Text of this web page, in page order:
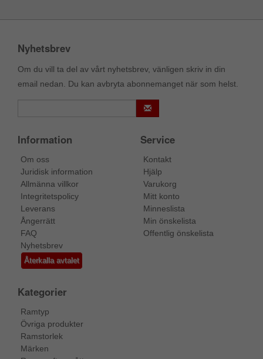
Nyhetsbrev
Om du vill ta del av vårt nyhetsbrev, vänligen skriv in din
email nedan. Du kan avbryta abonnemanget när som helst.
Information
Om oss
Juridisk information
Allmänna villkor
Integritetspolicy
Leverans
Ångerrätt
FAQ
Nyhetsbrev
Återkalla avtalet
Service
Kontakt
Hjälp
Varukorg
Mitt konto
Minneslista
Min önskelista
Offentlig önskelista
Kategorier
Ramtyp
Övriga produkter
Ramstorlek
Märken